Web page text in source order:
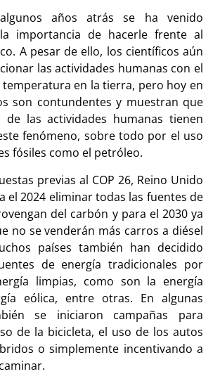
años atrás se ha venido
importancia de hacerle frente al
A pesar de ello, los científicos aún
las actividades humanas con el
en la tierra, pero hoy en
son contundentes y muestran que
de las actividades humanas tienen
fenómeno, sobre todo por el uso
fósiles como el petróleo.
previas al COP 26, Reino Unido
el 2024 eliminar todas las fuentes de
del carbón y para el 2030 ya
no se venderán más carros a diésel
países también han decidido
de energía tradicionales por
limpias, como son la energía
eólica, entre otras. En algunas
se iniciaron campañas para
de la bicicleta, el uso de los autos
o simplemente incentivando a